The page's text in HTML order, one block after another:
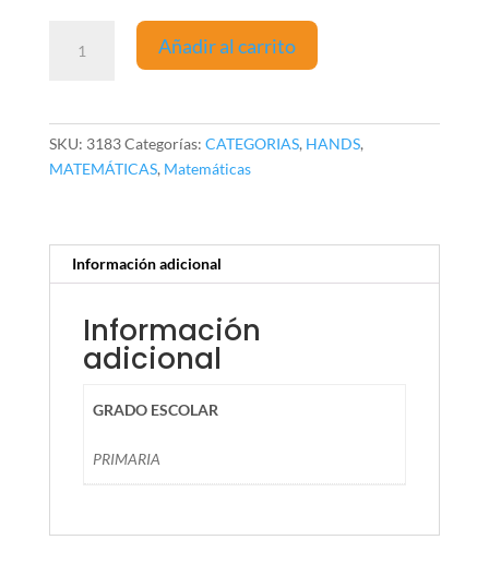
Rectangulares
Añadir al carrito
SKU: 3183Categorías: CATEGORIAS, HANDS,
MATEMÁTICAS, Matemáticas
Información adicional
Información
adicional
GRADO ESCOLAR
PRIMARIA